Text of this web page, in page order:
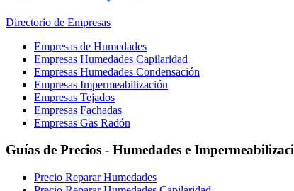
Directorio de Empresas
Empresas de Humedades
Empresas Humedades Capilaridad
Empresas Humedades Condensación
Empresas Impermeabilización
Empresas Tejados
Empresas Fachadas
Empresas Gas Radón
Guías de Precios - Humedades e
Precio Reparar Humedades